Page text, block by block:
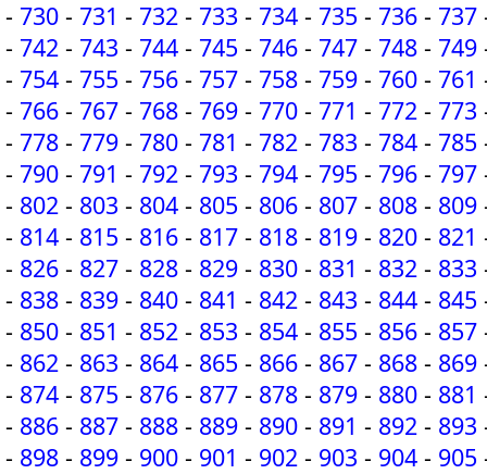
- 730 - 731 - 732 - 733 - 734 - 735 - 736 - 737
- 742 - 743 - 744 - 745 - 746 - 747 - 748 - 749
- 754 - 755 - 756 - 757 - 758 - 759 - 760 - 761
- 766 - 767 - 768 - 769 - 770 - 771 - 772 - 773
- 778 - 779 - 780 - 781 - 782 - 783 - 784 - 785
- 790 - 791 - 792 - 793 - 794 - 795 - 796 - 797
- 802 - 803 - 804 - 805 - 806 - 807 - 808 - 809
- 814 - 815 - 816 - 817 - 818 - 819 - 820 - 821
- 826 - 827 - 828 - 829 - 830 - 831 - 832 - 833
- 838 - 839 - 840 - 841 - 842 - 843 - 844 - 845
- 850 - 851 - 852 - 853 - 854 - 855 - 856 - 857
- 862 - 863 - 864 - 865 - 866 - 867 - 868 - 869
- 874 - 875 - 876 - 877 - 878 - 879 - 880 - 881
- 886 - 887 - 888 - 889 - 890 - 891 - 892 - 893
- 898 - 899 - 900 - 901 - 902 - 903 - 904 - 905